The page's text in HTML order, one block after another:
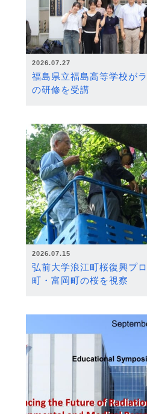
2026.07.27
福島県立福島高等学校が
の研修を受講
2026.07.15
弘前大学浪江町桜復興プ
町・富岡町の桜を視察